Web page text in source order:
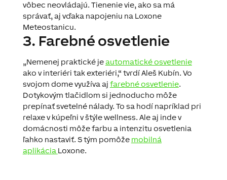
vôbec neovládajú. Tienenievie, ako sa má
správať,aj vďaka napojeniu na Loxone
Meteostanicu.
3. Farebné osvetlenie
„Nemenej praktické jeautomatické osvetlenie
ako v interiéri takexteriéri,“ tvrdíAleš Kubín. Vo
svojom domevyužívaaj farebné osvetlenie.
Dotykovým tlačidlom si jednoducho môže
prepínaťsvetelné nálady. To sa hodí napríklad pri
relaxev kúpeľni v štýlewellness. Aleaj inde v
domácnosti môžefarbu a intenzitu osvetlenia
ľahko nastaviť. S tým pomôže mobilná
aplikácia Loxone.